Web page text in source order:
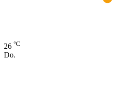
26 °C
Do.